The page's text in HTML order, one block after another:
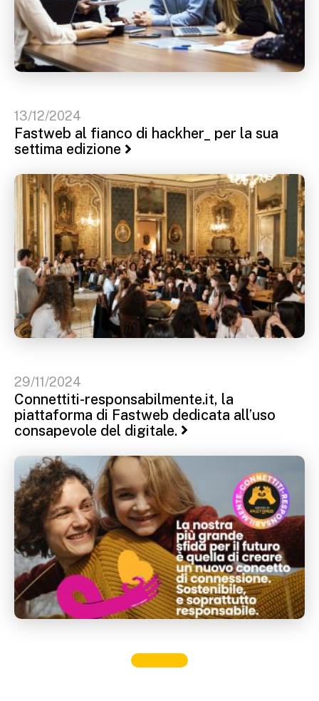
13/12/2024
Fastweb al fianco di hackher_ per la sua
settima edizione
29/11/2024
Connettiti-responsabilmente.it, la
piattaforma di Fastweb dedicata all’uso
consapevole del digitale.